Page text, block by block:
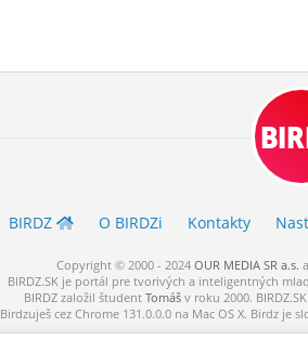
BIRDZ O BIRDZi Kontakty
Copyright © 2000 - 2024 OUR MEDIA SR a.s. a
BIRDZ.SK je portál pre tvorivých a inteligentných
BIRDZ založil študent Tomáš v roku 2000.
Birdzuješ cez Chrome 131.0.0.0 na Mac OS X. Birdz